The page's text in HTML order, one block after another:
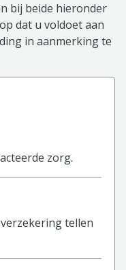
bij beide hieronder
dat u voldoet aan
in aanmerking te
van de
zorg.
tellen